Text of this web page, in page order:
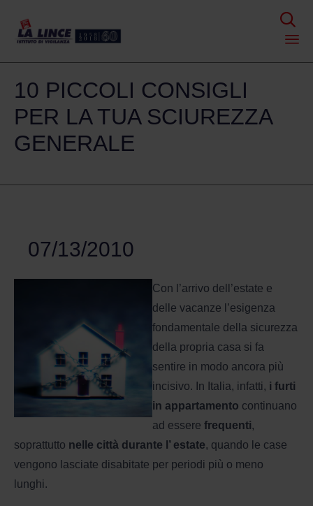

to
10 PICCOLI CONSIGLI
PER LA TUA SCIUREZZA
GENERALE
07/13/2010
Con l’arrivo dell’estate e
delle vacanze l’esigenza
fondamentale della sicurezza
della propria casa si fa
sentire in modo ancora più
incisivo. In Italia, infatti, i furti
in appartamento continuano
ad essere frequenti,
soprattutto nelle città durante l’ estate, quando le case
vengono lasciate disabitate per periodi più o meno
lunghi.